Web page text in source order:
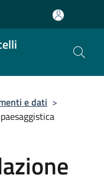
e dati >